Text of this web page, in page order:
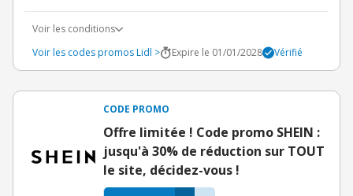
Voir les conditions
Voir les codes promos Lidl >
Expire le 01/01/2028 Vérifié
CODE PROMO
Offre limitée ! Code promo SHEIN :
jusqu'à 30% de réduction sur TOUT
le site, décidez-vous !